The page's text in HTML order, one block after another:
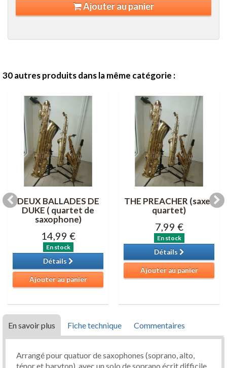
Ajouter au panier
30 autres produits dans la même catégorie :
DEUX BALLADES DE
DUKE ( quartet de
saxophone)
14,99 €
En stock
Détails
Ajouter au panier
THE PREACHER (saxes
quartet)
7,99 €
En stock
Détails
Ajouter au panier
En savoir plus Fiche technique Commentaires
Arrangé pour quatuor de saxophones (soprano, alto,
ténor et baryton), avec un solo de soprano écrit difficile.